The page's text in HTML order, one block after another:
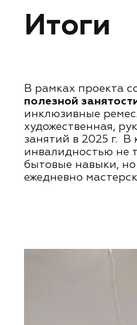
Итоги
В рамках проекта
полезной
инклюзивные
художественная,
занятий в 2025 г.
инвалидностью не
бытовые навыки,
ежедневно